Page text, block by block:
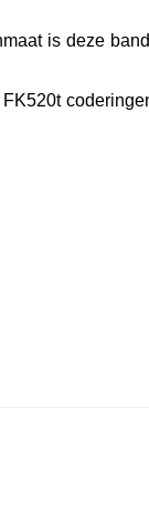
is deze